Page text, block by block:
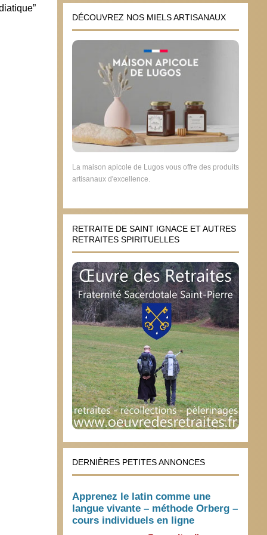
DÉCOUVREZ NOS MIELS ARTISANAUX
La maison apicole de Lugos vous offre des produits
artisanaux d'excellence.
RETRAITE DE SAINT IGNACE ET AUTRES
RETRAITES SPIRITUELLES
DERNIÈRES PETITES ANNONCES
Apprenez le latin comme une
langue vivante – méthode Orberg –
cours individuels en ligne